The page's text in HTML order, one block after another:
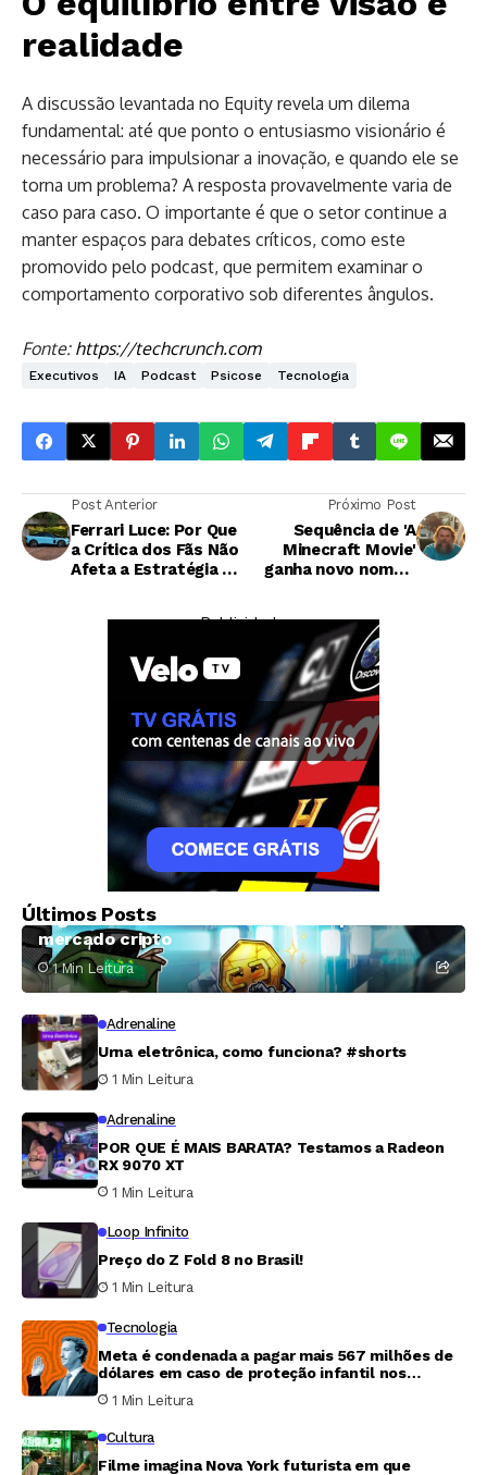
realidade
A discussão levantada no Equity revela um dilema
fundamental: até que ponto o entusiasmo visionário é
necessário para impulsionar a inovação, e quando ele se
torna um problema? A resposta provavelmente varia de
caso para caso. O importante é que o setor continue a
manter espaços para debates críticos, como este
promovido pelo podcast, que permitem examinar o
comportamento corporativo sob diferentes ângulos.
Fonte: https://techcrunch.com
Executivos IA Podcast Psicose Tecnologia
Post Anterior
Ferrari Luce: Por Que
a Crítica dos Fãs Não
Afeta a Estratégia da
Próximo Post
Sequência de 'A
Minecraft Movie'
ganha novo nome e
— Publicidade —
Últimos Posts
Criptomoedas
Exploração de falha na Coldcard torna julho o
segundo mês mais crítico de 2026 para o
mercado cripto
1 Min Leitura
Adrenaline
Urna eletrônica, como funciona? #shorts
1 Min Leitura
Adrenaline
POR QUE É MAIS BARATA? Testamos a Radeon
RX 9070 XT
1 Min Leitura
Loop Infinito
Preço do Z Fold 8 no Brasil!
1 Min Leitura
Tecnologia
Meta é condenada a pagar mais 567 milhões de
dólares em caso de proteção infantil nos
Estados Unidos
1 Min Leitura
Cultura
Filme imagina Nova York futurista em que